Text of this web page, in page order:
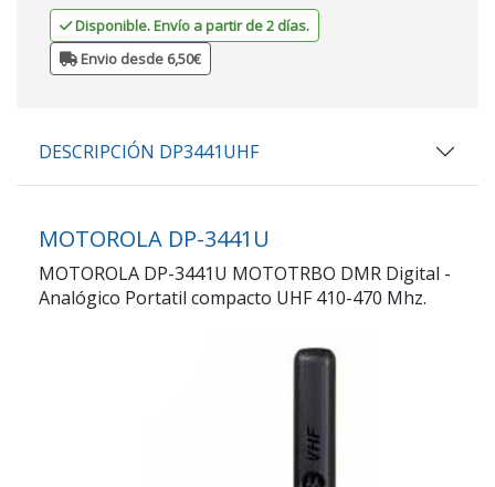
Disponible. Envío a partir de 2 días.
Envio desde 6,50€
DESCRIPCIÓN DP3441UHF
MOTOROLA DP-3441U
MOTOROLA DP-3441U MOTOTRBO DMR Digital -
Analógico Portatil compacto UHF 410-470 Mhz.